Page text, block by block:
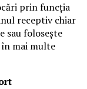
prin funcția
receptiv chiar
sau folosește
mai multe